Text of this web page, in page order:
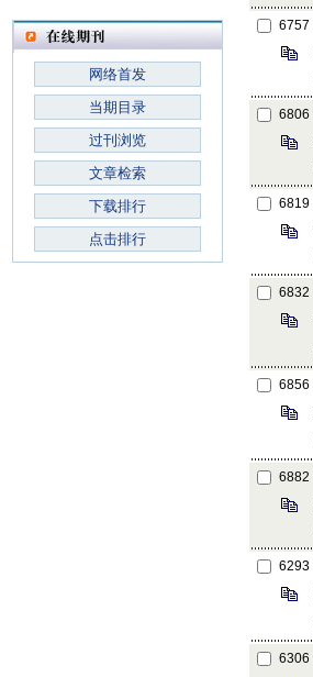
网络首发
当期目录
过刊浏览
文章检索
下载排行
点击排行
6757
6806
6819
6832
6856
6882
6293
6306